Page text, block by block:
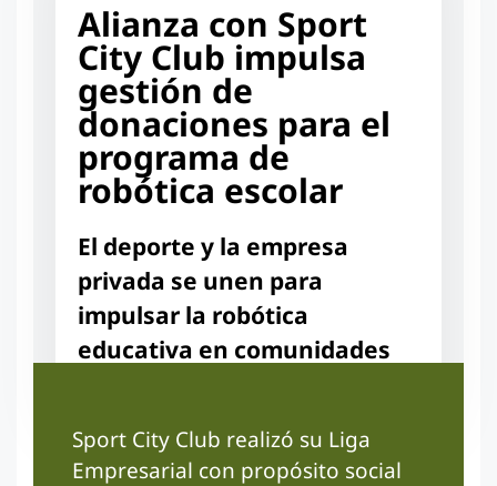
Alianza con Sport
City Club impulsa
gestión de
donaciones para el
programa de
robótica escolar
El deporte y la empresa
privada se unen para
impulsar la robótica
educativa en comunidades
Sport City Club realizó su Liga
Empresarial con propósito social